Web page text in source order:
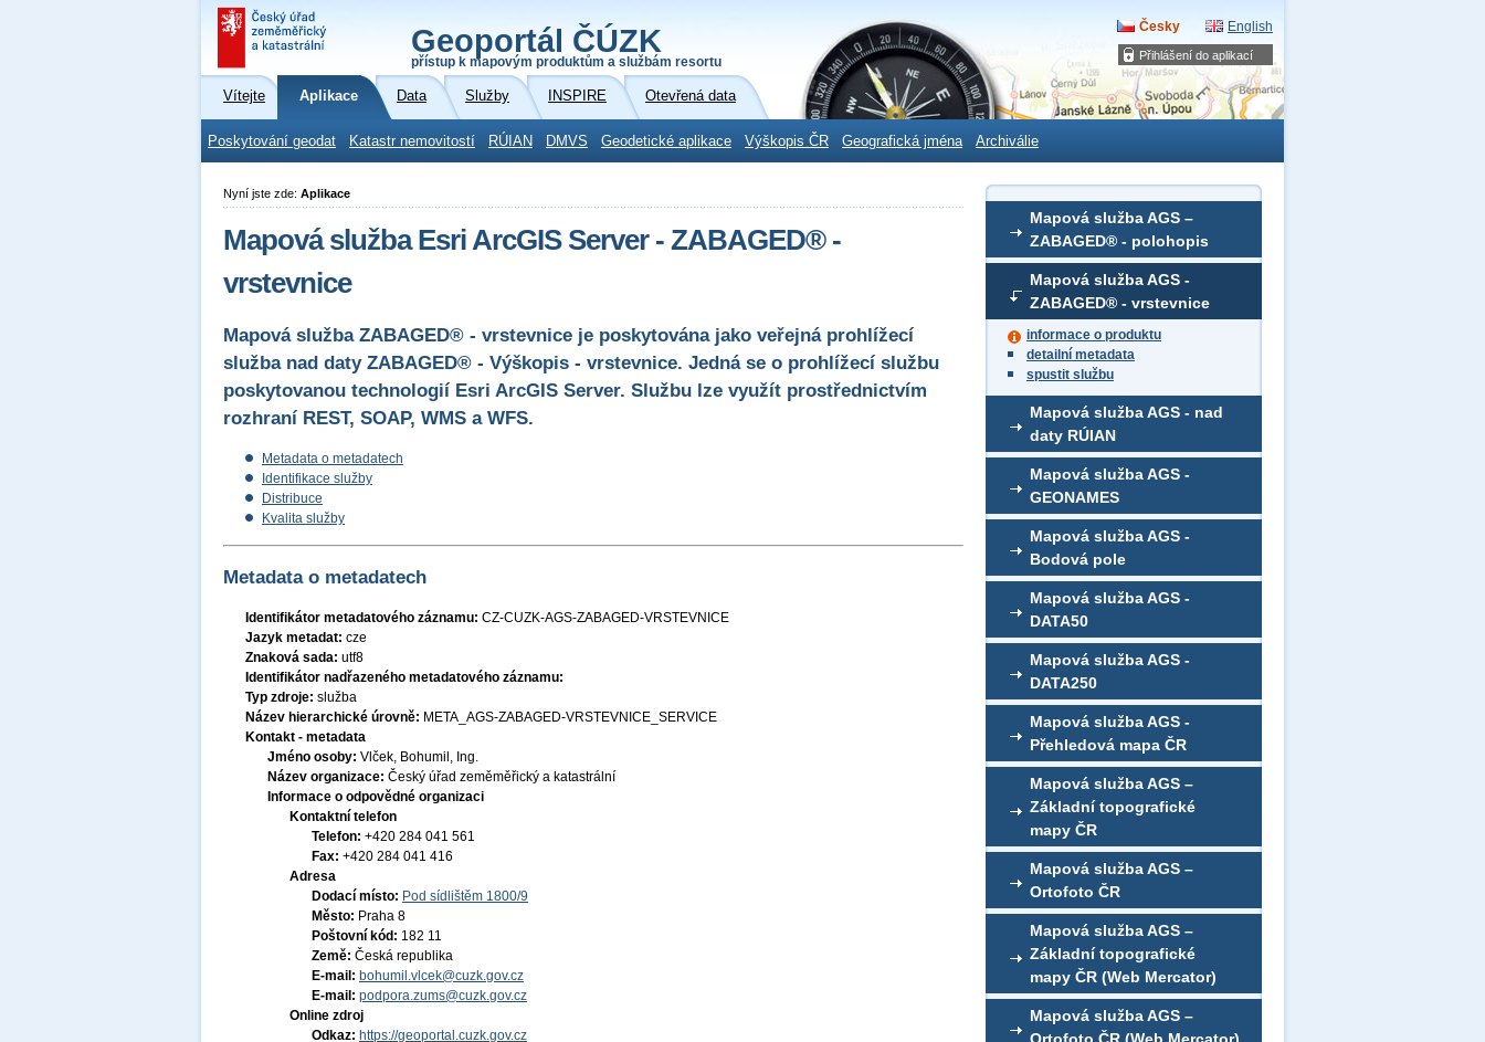
Přihlášení do aplikací
Geoportál ČÚZK
přístup k mapovým produktům a službám resortu
Česky English
Vítejte Aplikace Data Služby INSPIRE Otevřená data
Poskytování geodat Katastr nemovitostí RÚIAN DMVS Geodetické aplikace Výškopis ČR Geografická jména Archiválie
Mapová služba AGS –
ZABAGED® - polohopis
Mapová služba AGS -
ZABAGED® - vrstevnice
informace o produktu
detailní metadata
spustit službu
Mapová služba AGS - nad
daty RÚIAN
Mapová služba AGS -
GEONAMES
Mapová služba AGS -
Bodová pole
Mapová služba AGS -
DATA50
Mapová služba AGS -
DATA250
Mapová služba AGS -
Přehledová mapa ČR
Mapová služba AGS –
Základní topografické
mapy ČR
Mapová služba AGS –
Ortofoto ČR
Mapová služba AGS –
Základní topografické
mapy ČR (Web Mercator)
Mapová služba AGS –
Nyní jste zde: Aplikace
Mapová služba Esri ArcGIS Server - ZABAGED® -
vrstevnice
Mapová služba ZABAGED® - vrstevnice je poskytována jako veřejná prohlížecí
služba nad daty ZABAGED® - Výškopis - vrstevnice. Jedná se o prohlížecí službu
poskytovanou technologií Esri ArcGIS Server. Službu lze využít prostřednictvím
rozhraní REST, SOAP, WMS a WFS.
Metadata o metadatech
Identifikace služby
Distribuce
Kvalita služby
Metadata o metadatech
Identifikátor metadatového záznamu: CZ-CUZK-AGS-ZABAGED-VRSTEVNICE
Jazyk metadat: cze
Znaková sada: utf8
Identifikátor nadřazeného metadatového záznamu:
Typ zdroje: služba
Název hierarchické úrovně: META_AGS-ZABAGED-VRSTEVNICE_SERVICE
Kontakt - metadata
Jméno osoby: Vlček, Bohumil, Ing.
Název organizace: Český úřad zeměměřický a katastrální
Informace o odpovědné organizaci
Kontaktní telefon
Telefon: +420 284 041 561
Fax: +420 284 041 416
Adresa
Dodací místo: Pod sídlištěm 1800/9
Město: Praha 8
Poštovní kód: 182 11
Země: Česká republika
E-mail: bohumil.vlcek@cuzk.gov.cz
E-mail: podpora.zums@cuzk.gov.cz
Online zdroj
Odkaz: https://geoportal.cuzk.gov.cz